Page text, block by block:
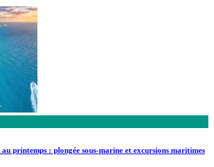
printemps : plongée sous-marine et excursions maritimes